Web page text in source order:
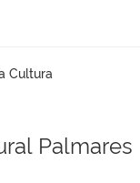
Palmares